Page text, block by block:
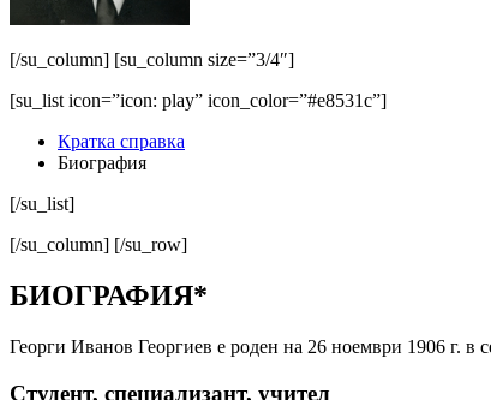
[/su_column] [su_column size=”3/4″]
[su_list icon=”icon: play” icon_color=”#e8531c”]
Кратка справка
Биография
[/su_list]
[/su_column] [/su_row]
БИОГРАФИЯ*
Георги Иванов Георгиев е роден на 26 ноември 1906 г. в
Студент, специализант, учител